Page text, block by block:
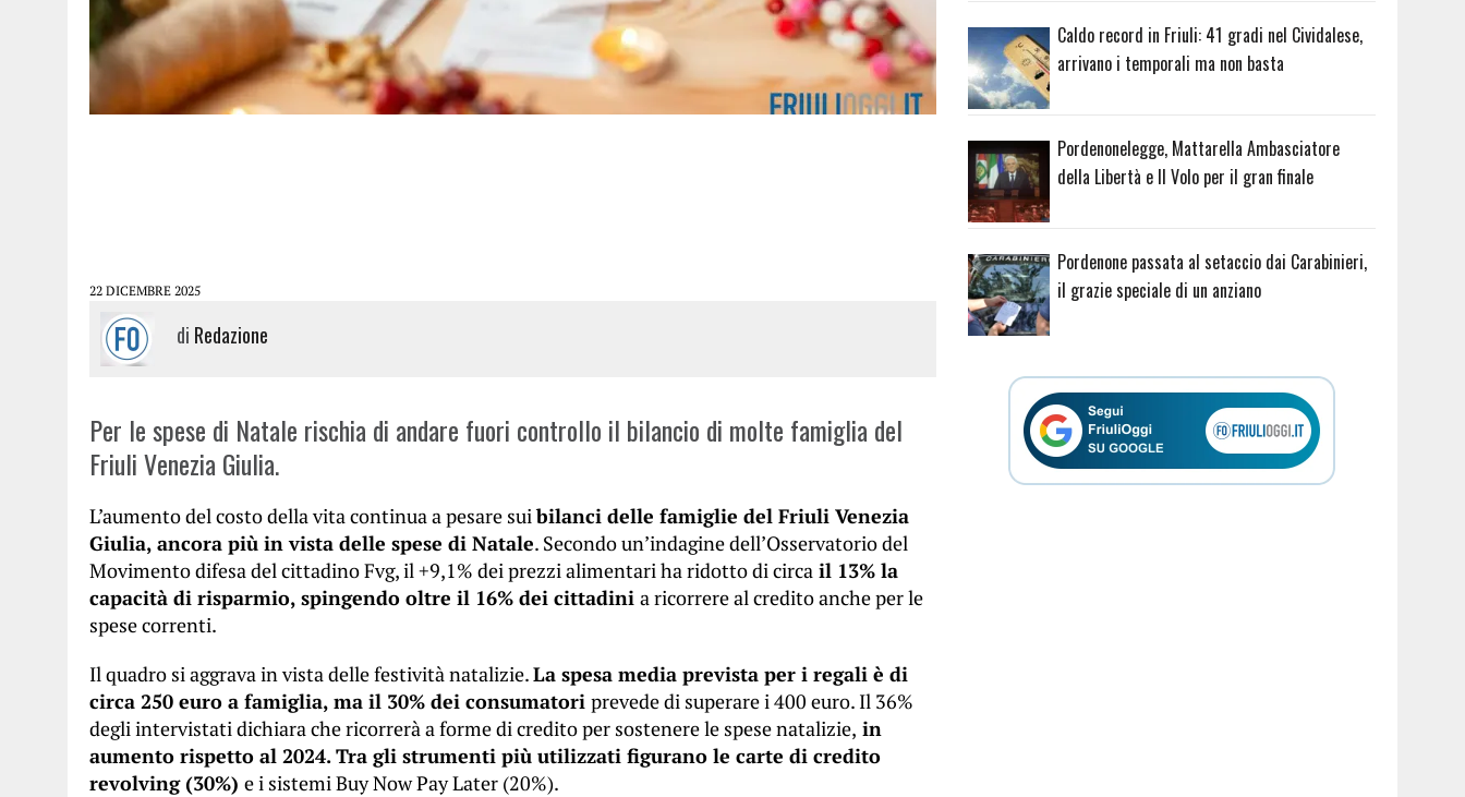
22 DICEMBRE 2025
di Redazione
Per le spese di Natale rischia di andare fuori controllo il bilancio di molte famiglia del
Friuli Venezia Giulia.
L’aumento del costo della vita continua a pesare suibilanci delle famiglie del Friuli Venezia
Giulia, ancora più in vista delle spese di Natale. Secondo un’indagine dell’Osservatorio del
Movimento difesa del cittadino Fvg, il +9,1% dei prezzi alimentari ha ridotto di circa il 13% la
capacità di risparmio, spingendo oltre il 16% dei cittadini a ricorrere al credito anche per le
spese correnti.
Il quadro si aggrava in vista delle festività natalizie.La spesa media prevista per i regali è di
circa 250 euro a famiglia, ma il 30% dei consumatori prevede di superare i 400 euro. Il 36%
degli intervistati dichiara che ricorrerà a forme di credito per sostenere le spese natalizie, in
aumento rispetto al 2024. Tra gli strumenti più utilizzati figurano le carte di credito
revolving (30%) e i sistemi Buy Now Pay Later (20%).
Caldo record in Friuli: 41 gradi nel Cividalese,
arrivano i temporali ma non basta
Pordenonelegge, Mattarella Ambasciatore
della Libertà e Il Volo per il gran finale
Pordenone passata al setaccio dai Carabinieri,
il grazie speciale di un anziano